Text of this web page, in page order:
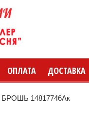
ОПЛАТА ДОСТАВКА
БРОШЬ 14817746Ак